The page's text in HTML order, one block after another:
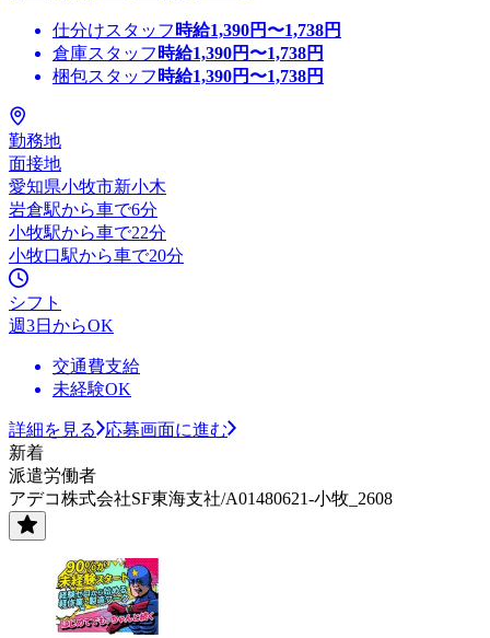
仕分けスタッフ 時給1,390円〜1,738円
倉庫スタッフ 時給1,390円〜1,738円
梱包スタッフ 時給1,390円〜1,738円
勤務地
面接地
愛知県小牧市新小木
岩倉駅から車で6分
小牧駅から車で22分
小牧口駅から車で20分
シフト
週3日からOK
交通費支給
未経験OK
詳細を見る
応募画面に進む
新着
派遣労働者
アデコ株式会社SF東海支社/A01480621-小牧_2608